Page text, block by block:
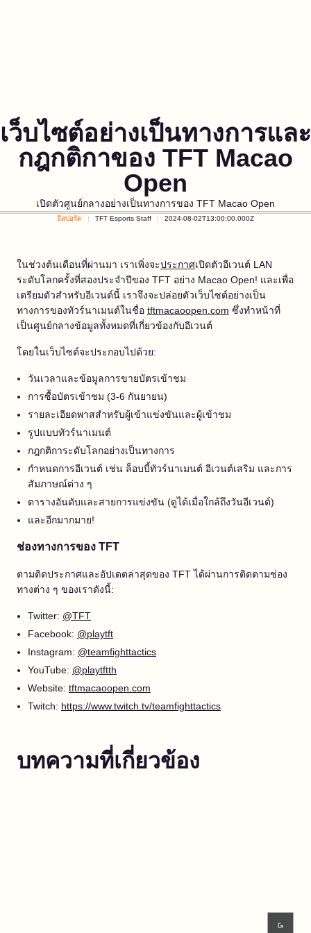
เว็บไซต์อย่างเป็นทางการและ
กฎกติกาของ TFT Macao
Open
เปิดตัวศูนย์กลางอย่างเป็นทางการของ TFT Macao Open
อีสปอร์ต TFT Esports Staff 2024-08-02T13:00:00.000Z
ในช่วงต้นเดือนที่ผ่านมา เราเพิ่งจะประกาศเปิดตัวอีเวนต์ LAN
ระดับโลกครั้งที่สองประจำปีของ TFT อย่าง Macao Open! และเพื่อ
เตรียมตัวสำหรับอีเวนต์นี้ เราจึงจะปล่อยตัวเว็บไซต์อย่างเป็น
ทางการของทัวร์นาเมนต์ในชื่อ tftmacaoopen.com ซึ่งทำหน้าที่
เป็นศูนย์กลางข้อมูลทั้งหมดที่เกี่ยวข้องกับอีเวนต์
โดยในเว็บไซต์จะประกอบไปด้วย:
วันเวลาและข้อมูลการขายบัตรเข้าชม
การซื้อบัตรเข้าชม (3-6 กันยายน)
รายละเอียดพาสสำหรับผู้เข้าแข่งขันและผู้เข้าชม
รูปแบบทัวร์นาเมนต์
กฎกติการะดับโลกอย่างเป็นทางการ
กำหนดการอีเวนต์ เช่น ล็อบบี้ทัวร์นาเมนต์ อีเวนต์เสริม และการ
สัมภาษณ์ต่าง ๆ
ตารางอันดับและสายการแข่งขัน (ดูได้เมื่อใกล้ถึงวันอีเวนต์)
และอีกมากมาย!
ช่องทางการของ TFT
ตามติดประกาศและอัปเดตล่าสุดของ TFT ได้ผ่านการติดตามช่อง
ทางต่าง ๆ ของเราดังนี้:
Twitter: @TFT
Facebook: @playtft
Instagram: @teamfighttactics
YouTube: @playtftth
Website: tftmacaoopen.com
Twitch: https://www.twitch.tv/teamfighttactics
บทความที่เกี่ยวข้อง